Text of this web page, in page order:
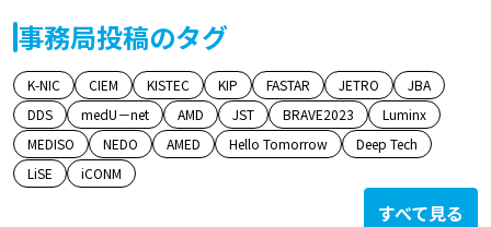
事務局投稿のタグ
K-NIC CIEM KISTEC KIP FASTAR JETRO
JBA
DDS
medU－net AMD JST BRAVE2023
Luminx
MEDISO
NEDO AMED Hello Tomorrow
Deep Tech
LiSE
iCONM
すべて見る